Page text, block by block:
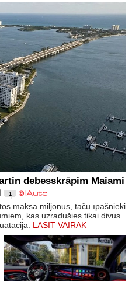
debesskrāpim Maiami
1
maksā miljonus, taču īpašnieki
kas uzradušies tikai divus
LASĪT VAIRĀK